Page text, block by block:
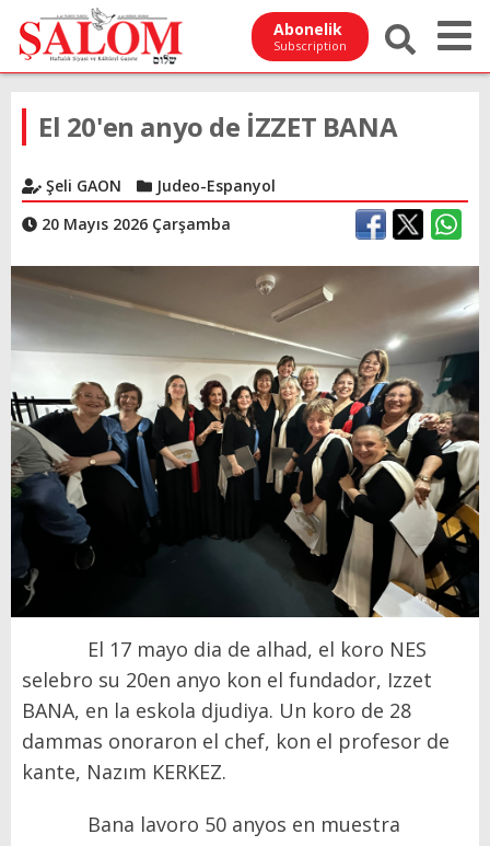
Abonelik
Subscription
El 20'en anyo de İZZET BANA
Şeli GAON
Judeo-Espanyol
20 Mayıs 2026 Çarşamba
El 17 mayo dia de alhad, el koro NES
selebro su 20en anyo kon el fundador, Izzet
BANA, en la eskola djudiya. Un koro de 28
dammas onoraron el chef, kon el profesor de
kante, Nazım KERKEZ.
Bana lavoro 50 anyos en muestra